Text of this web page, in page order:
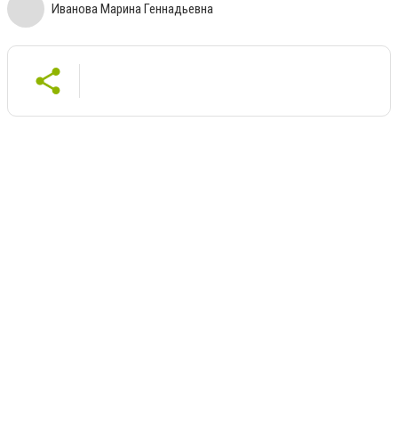
Иванова Марина Геннадьевна